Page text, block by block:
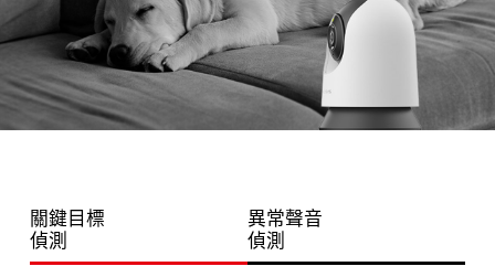
關鍵目標
偵測
異常聲音
偵測